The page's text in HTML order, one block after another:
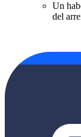
Un
del